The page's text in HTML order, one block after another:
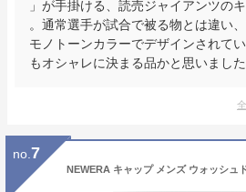
」が手掛ける、読売ジャイアンツの
。通常選手が試合で被る物とは違い
モノトーンカラーでデザインされて
もオシャレに決まる品かと思いました
no. 7